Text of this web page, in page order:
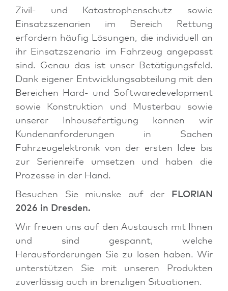
Zivil- und Katastrophenschutz sowie
Einsatzszenarien im Bereich Rettung
erfordern häufig Lösungen, die individuell an
ihr Einsatzszenario im Fahrzeug angepasst
sind. Genau das ist unser Betätigungsfeld.
Dank eigener Entwicklungsabteilung mit den
Bereichen Hard- und Softwaredevelopment
sowie Konstruktion und Musterbau sowie
unserer Inhousefertigung können wir
Kundenanforderungen in Sachen
Fahrzeugelektronik von der ersten Idee bis
zur Serienreife umsetzen und haben die
Prozesse in der Hand.
Besuchen Sie miunske auf der
FLORIAN
2026 in Dresden.
Wir freuen uns auf den Austausch mit Ihnen
und sind gespannt, welche
Herausforderungen Sie zu lösen haben. Wir
unterstützen Sie mit unseren Produkten
zuverlässig auch in brenzligen Situationen.